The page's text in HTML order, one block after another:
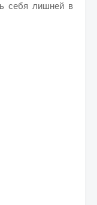
себя лишней в